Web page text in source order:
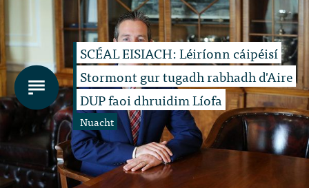
SCÉAL EISIACH: Léiríonn cáipéisí
Stormont gur tugadh rabhadh d'Aire
DUP faoi dhruidim Líofa
Nuacht